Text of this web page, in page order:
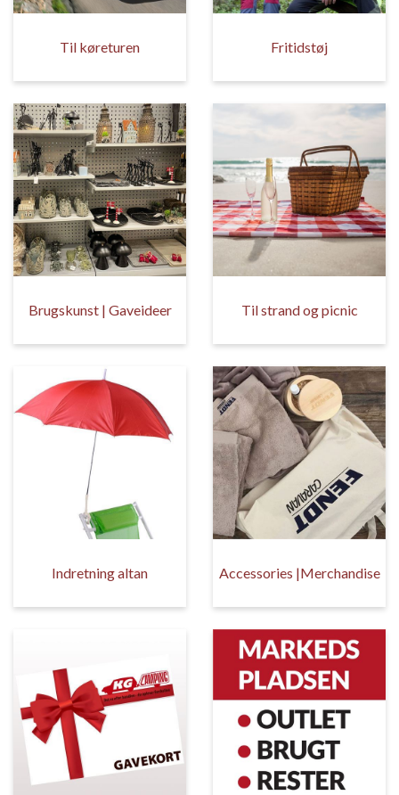
Til køreturen Fritidstøj
Brugskunst | Gaveideer Til strand og picnic
Indretning altan Accessories |Merchandise